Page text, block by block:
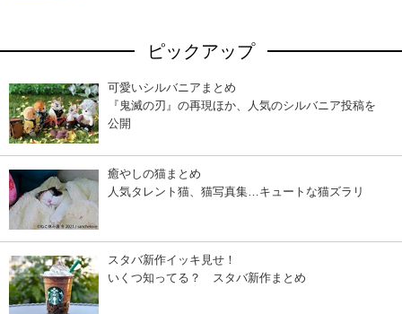
ピックアップ
可愛いシルバニアまとめ
『鬼滅の刃』の再現ほか、人気のシルバニア投稿を
公開
癒やしの猫まとめ
人気タレント猫、猫写真集…キュートな猫ズラリ
スタバ新作イッキ見せ！
いくつ知ってる？ スタバ新作まとめ